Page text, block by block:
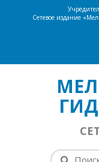
Сетевое издание